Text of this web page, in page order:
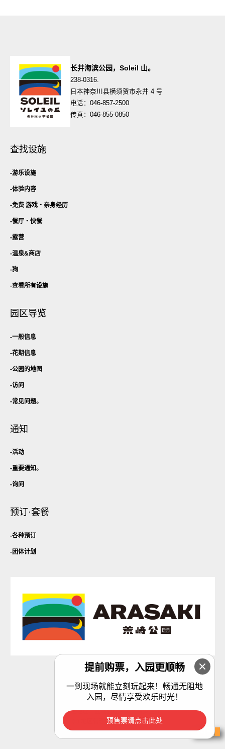
购票
长井海滨公园，Soleil 山。
238-0316.
日本神奈川县横须贺市永井 4 号
电话：046-857-2500
传真：046-855-0850
查找设施
游乐设施
体验内容
免费 游戏・ 亲身经历
餐厅・ 快餐
露营
温泉&商店
狗
查看所有设施
园区导览
一般信息
花期信息
公园的地图
访问
常见问题。
通知
活动
重要通知。
询问
预订·套餐
各种预订
团体计划
隐私政策
指定经理：区域管理横须贺合资企业
(c) 地区管理横须贺合资企业。
提前购票，入园更顺畅
一到现场就能立刻玩起来！畅通无阻地
入园，尽情享受欢乐时光！
预售票请点击此处